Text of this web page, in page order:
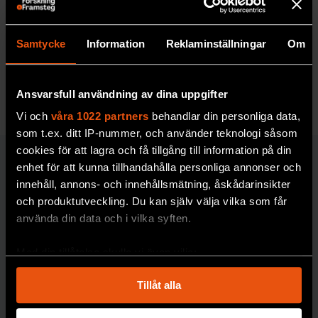
Samtycke Information Reklaminställningar Om
Ansvarsfull användning av dina uppgifter
Vi och våra 1022 partners behandlar din personliga data,
som t.ex. ditt IP-nummer, och använder teknologi såsom
cookies för att lagra och få tillgång till information på din
enhet för att kunna tillhandahålla personliga annonser och
innehåll, annons- och innehållsmätning, åskådarinsikter
och produktutveckling. Du kan själv välja vilka som får
använda din data och i vilka syften.
som kan ha en noggrannhet på upp till flera meter
Identifiera din enhet genom att aktivt skanna den
Tillåt alla
Att naturen själv
producerar stora mängder av
ämnen som bryter ner atmosfärens skyddande
ozonlager var en slutsats som inte föll i god
jord.
MILJÖ & KLIMAT
Johan Eklöf:
Hur vet man